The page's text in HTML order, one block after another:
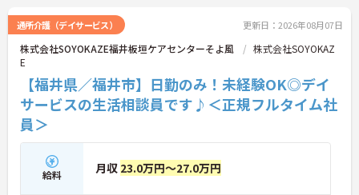
通所介護（デイサービス） 更新日：2026年08月07日
株式会社SOYOKAZE福井板垣ケアセンターそよ風
株式会社SOYOKAZ
E
【福井県／福井市】日勤のみ！未経験OK◎デイ
サービスの生活相談員です♪＜正規フルタイム社
員＞
給料 月収 23.0万円～27.0万円